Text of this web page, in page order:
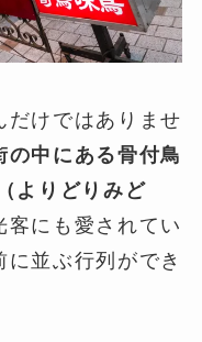
だけではありませ
の中にある骨付鳥
よりどりみど
客にも愛されてい
並ぶ行列ができ